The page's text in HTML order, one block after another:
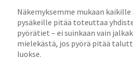
Näkemyksemme mukaan
pysäkeille pitää toteuttaa
pyörätiet – ei suinkaan vain
mielekästä, jos pyörä pitää
luokse.